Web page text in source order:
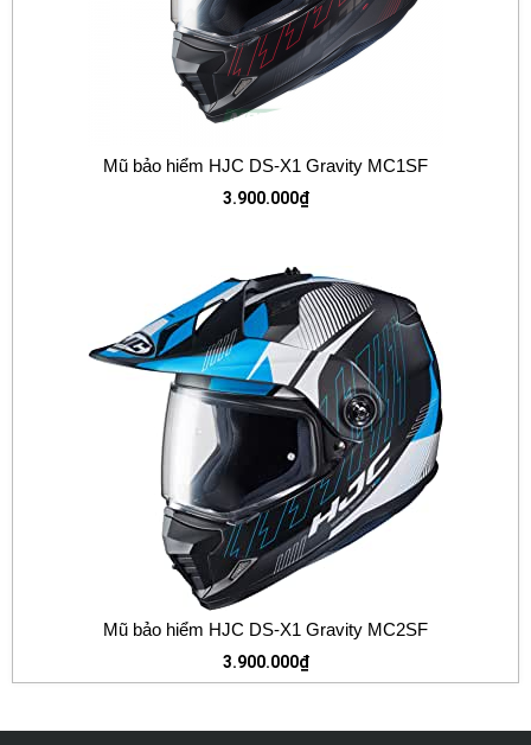
Mũ bảo hiểm HJC DS-X1 Gravity MC1SF
3.900.000₫
Mũ bảo hiểm HJC DS-X1 Gravity MC2SF
3.900.000₫